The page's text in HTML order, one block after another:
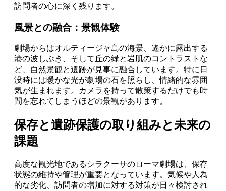
訪問者の心に深く残ります。
風景との融合：景観体験
劇場からはオルティージャ島の海景、遙かに露出する
港の波しぶき、そして丘の緑と岩肌のコントラストな
ど、自然景観と遺跡が見事に融合しています。特に日
没時には暖かな光が劇場の石を照らし、情緒的な雰囲
気が生まれます。カメラを持って散策するだけでも時
間を忘れてしまうほどの景観があります。
保存と遺跡保護の取り組みと未来の
課題
高度な観光地であるシラクーサのローマ劇場は、保存
状態の維持や管理が重要となっています。気候や人為
的な劣化、訪問者の増加に対する対策が日々検討され